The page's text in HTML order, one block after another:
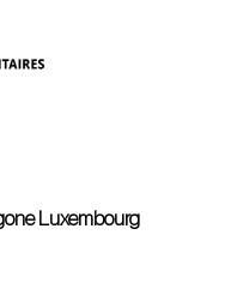
Luxembourg